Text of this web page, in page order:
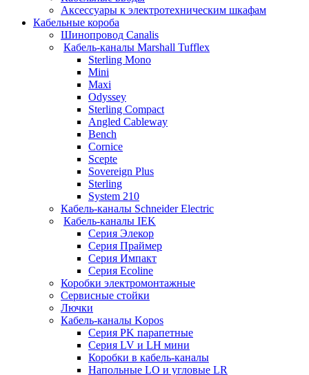
Аксессуары к электротехническим шкафам
Кабельные короба
Шинопровод Canalis
Кабель-каналы Marshall Tufflex
Sterling Mono
Mini
Maxi
Odyssey
Sterling Compact
Angled Cableway
Bench
Cornice
Scepte
Sovereign Plus
Sterling
System 210
Кабель-каналы Schneider Electric
Кабель-каналы IEK
Серия Элекор
Серия Праймер
Серия Импакт
Серия Ecoline
Коробки электромонтажные
Сервисные стойки
Лючки
Кабель-каналы Kopos
Серия PK парапетные
Серия LV и LH мини
Коробки в кабель-каналы
Напольные LO и угловые LR